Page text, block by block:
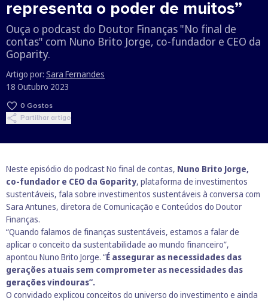
representa o poder de muitos”
Ouça o podcast do Doutor Finanças "No final de
contas" com Nuno Brito Jorge, co-fundador e CEO da
Goparity.
Artigo por: Sara Fernandes
18 Outubro 2023
0 Gostos
Partilhar artigo
Neste episódio do podcast No final de contas, Nuno Brito Jorge,
co-fundador e CEO da Goparity, plataforma de investimentos
sustentáveis, fala sobre investimentos sustentáveis à conversa com
Sara Antunes, diretora de Comunicação e Conteúdos do Doutor
Finanças.
“Quando falamos de finanças sustentáveis, estamos a falar de
aplicar o conceito da sustentabilidade ao mundo financeiro”,
apontou Nuno Brito Jorge. “É assegurar as necessidades das
gerações atuais sem comprometer as necessidades das
gerações vindouras”.
O convidado explicou conceitos do universo do investimento e ainda